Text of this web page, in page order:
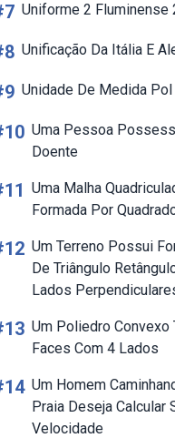
Uniforme 2 Fluminense
Unificação Da Itália E
Unidade De Medida Pol
Uma Pessoa
Doente
Uma Malha
Formada Por
Um Terreno Possui
De Triângulo
Lados
Um Poliedro Convexo
Faces Com 4 Lados
Um Homem
Praia Deseja Calcular
Velocidade